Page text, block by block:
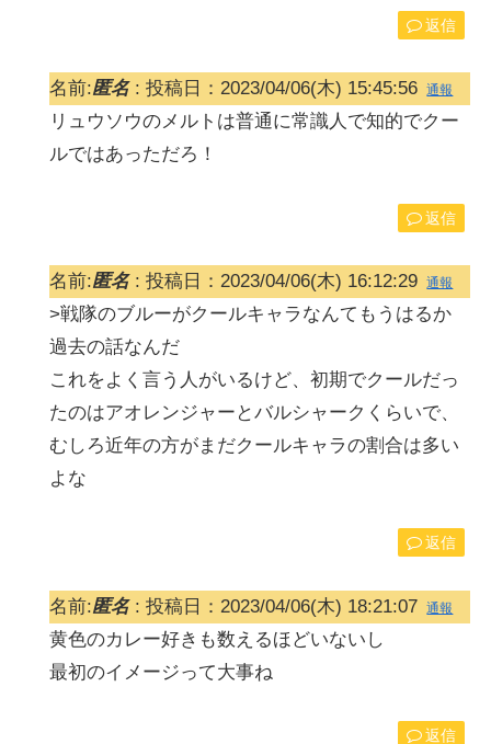
返信
名前:匿名: 投稿日：2023/04/06(木) 15:45:56 通報
リュウソウのメルトは普通に常識人で知的でクー
ルではあっただろ！
返信
名前:匿名: 投稿日：2023/04/06(木) 16:12:29 通報
>戦隊のブルーがクールキャラなんてもうはるか
過去の話なんだ
これをよく言う人がいるけど、初期でクールだっ
たのはアオレンジャーとバルシャークくらいで、
むしろ近年の方がまだクールキャラの割合は多い
よな
返信
名前:匿名: 投稿日：2023/04/06(木) 18:21:07 通報
黄色のカレー好きも数えるほどいないし
最初のイメージって大事ね
返信